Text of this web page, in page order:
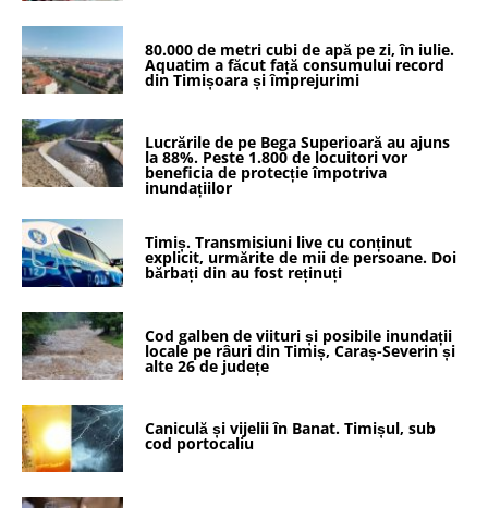
80.000 de metri cubi de apă pe zi, în iulie.
Aquatim a făcut față consumului record
din Timișoara și împrejurimi
Lucrările de pe Bega Superioară au ajuns
la 88%. Peste 1.800 de locuitori vor
beneficia de protecție împotriva
inundațiilor
Timiș. Transmisiuni live cu conținut
explicit, urmărite de mii de persoane. Doi
bărbați din au fost reținuți
Cod galben de viituri și posibile inundații
locale pe râuri din Timiș, Caraș-Severin și
alte 26 de județe
Caniculă și vijelii în Banat. Timișul, sub
cod portocaliu